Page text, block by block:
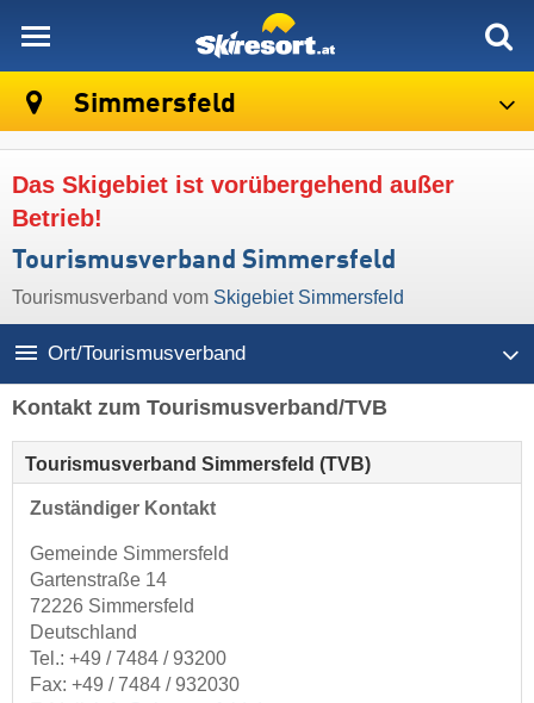
Simmersfeld
Das Skigebiet ist vorübergehend außer
Betrieb!
Tourismusverband Simmersfeld
Tourismusverband vom Skigebiet Simmersfeld
Ort/Tourismusverband
Kontakt zum Tourismusverband/TVB
Tourismusverband Simmersfeld (TVB)
Zuständiger Kontakt
Gemeinde Simmersfeld
Gartenstraße 14
72226 Simmersfeld
Deutschland
Tel.: +49 / 7484 / 93200
Fax: +49 / 7484 / 932030